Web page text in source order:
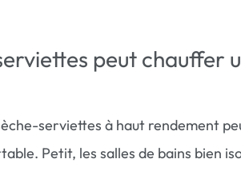
peut chauffer
serviettes à haut rendement
Petit, les salles de bains bien